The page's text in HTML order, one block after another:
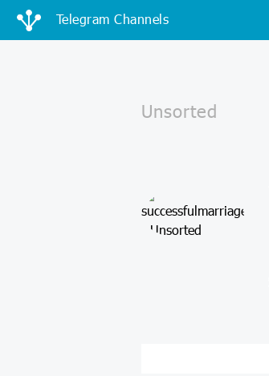
Telegram Channels